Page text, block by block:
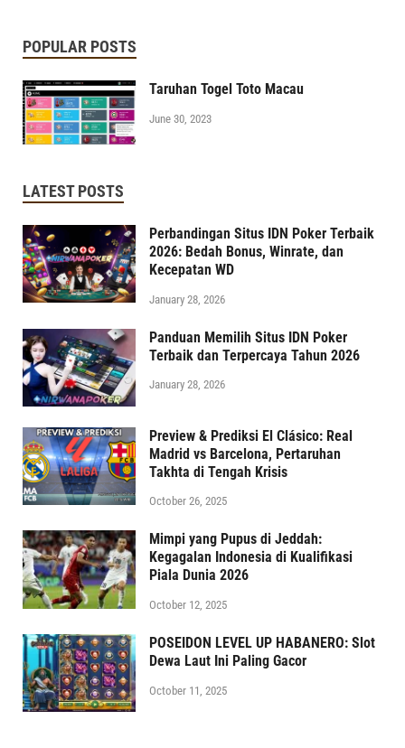
POPULAR POSTS
Taruhan Togel Toto Macau
June 30, 2023
LATEST POSTS
Perbandingan Situs IDN Poker Terbaik
2026: Bedah Bonus, Winrate, dan
Kecepatan WD
January 28, 2026
Panduan Memilih Situs IDN Poker
Terbaik dan Terpercaya Tahun 2026
January 28, 2026
Preview & Prediksi El Clásico: Real
Madrid vs Barcelona, Pertaruhan
Takhta di Tengah Krisis
October 26, 2025
Mimpi yang Pupus di Jeddah:
Kegagalan Indonesia di Kualifikasi
Piala Dunia 2026
October 12, 2025
POSEIDON LEVEL UP HABANERO: Slot
Dewa Laut Ini Paling Gacor
October 11, 2025